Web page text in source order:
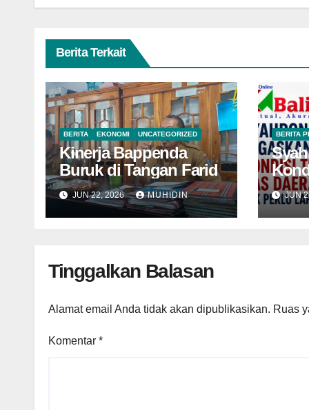
Berita Terkait
BERITA EKONOMI UNCATEGORIZED
Kinerja Bappenda
Buruk di Tangan Farid
JUN 22, 2026 MUHIDIN
BERITA
JUN
Tinggalkan Balasan
Alamat email Anda tidak akan dipublikasikan. Ruas
Komentar *